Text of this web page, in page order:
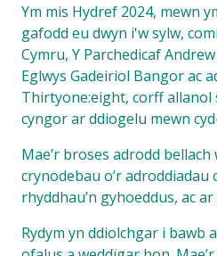
Ym mis Hydref 2024, mewn
gafodd eu dwyn i'w sylw,
Cymru, Y Parchedicaf
Eglwys Gadeiriol Bangor ac
Thirtyone:eight, corff allanol
cyngor ar ddiogelu mewn
Mae’r broses adrodd bellach
crynodebau o’r adroddiadau
rhyddhau’n gyhoeddus, ac
Rydym yn ddiolchgar i bawb